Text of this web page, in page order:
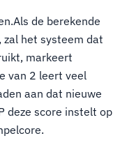
de berekende
het systeem dat
markeert
van 2 leert veel
aan dat nieuwe
deze score instelt op